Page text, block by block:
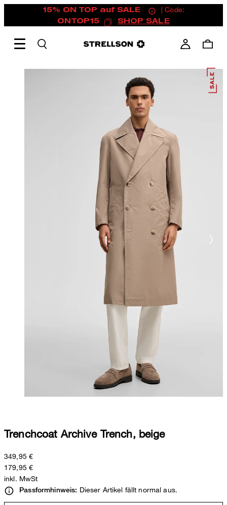
15% ON TOP auf SALE
| Code:
ONTOP15
SHOP SALE
Trenchcoat Archive Trench, beige
349,95 €
179,95 €
inkl. MwSt
Passformhinweis: Dieser Artikel fällt normal aus.